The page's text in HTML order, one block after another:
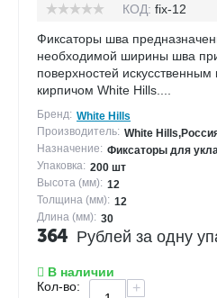
КОД: fix-12
Фиксаторы шва
необходимой ширины шва
поверхностей
кирпичом White Hills....
Бренд: White Hills
Производитель: White
Назначение: Фиксаторы для
Упаковка: 200 шт
Высота (мм): 12
Толщина (мм): 12
Длина (мм): 30
364 Рублей за одну
В наличии
Кол-во:
+